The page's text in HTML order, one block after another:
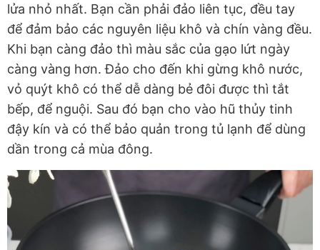
lửa nhỏ nhất. Bạn cần phải đảo liên tục, đều tay
để đảm bảo các nguyên liệu khô và chín vàng đều.
Khi bạn càng đảo thì màu sắc của gạo lứt ngày
càng vàng hơn. Đảo cho đến khi gừng khô nước,
vỏ quýt khô có thể dễ dàng bẻ đôi được thì tắt
bếp, để nguội. Sau đó bạn cho vào hũ thủy tinh
đậy kín và có thể bảo quản trong tủ lạnh để dùng
dần trong cả mùa đông.